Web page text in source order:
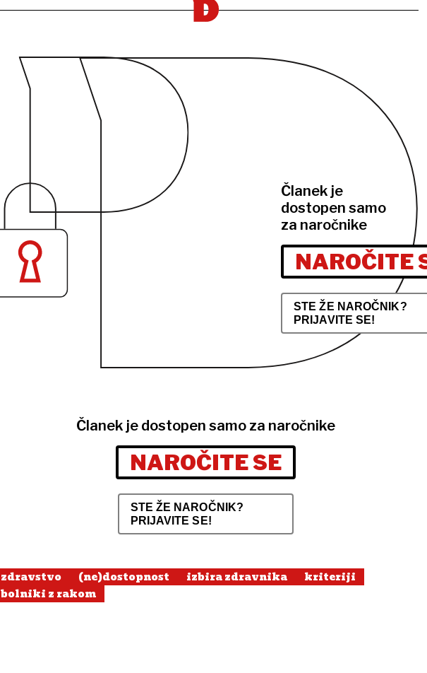
Članek je
dostopen samo
za naročnike
NAROČITE
STE ŽE NAROČNIK?
PRIJAVITE SE!
Članek je dostopen samo za naročnike
NAROČITE SE
STE ŽE NAROČNIK?
PRIJAVITE SE!
zdravstvo (ne)dostopnost izbira zdravnika
kriteriji
bolniki z rakom